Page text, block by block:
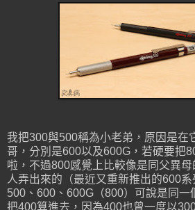
我把300與500稱為小老弟，原因是在
哥，分別是600以及600G，若硬要把
啦，不過800感覺上比較像是同父異
人弄出來的（最近又重新推出的600系
500、600、600G（800）可說是同一
把400算進去，因為400也曾一度以